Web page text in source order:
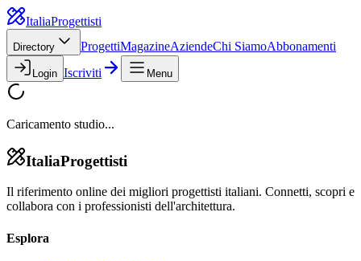
ItaliaProgettisti
Directory ProgettiMagazineAziendeChi SiamoAbbonamenti
Login Iscriviti Menu
Caricamento studio...
ItaliaProgettisti
Il riferimento online dei migliori progettisti italiani. Connetti, scopri e
collabora con i professionisti dell'architettura.
Esplora